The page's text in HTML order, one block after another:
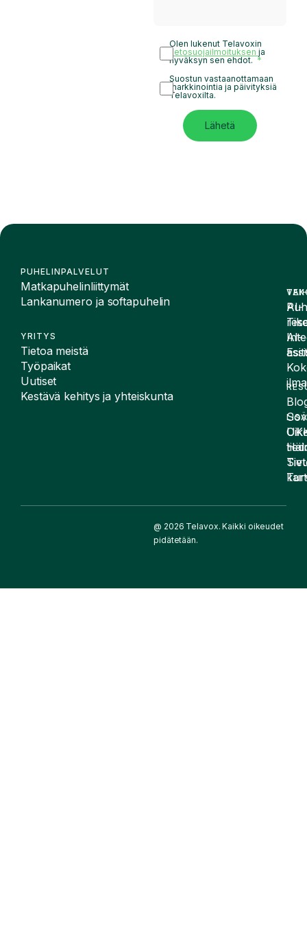
Olen lukenut Telavoxin
tietosuojailmoituksenja
hyväksyn sen ehdot.
Suostun vastaanottamaan
markkinointia ja päivityksiä
Telavoxilta.
Lähetä
PUHELINPALVELUT
Matkapuhelinliittymät
Lankanumero ja softapuhelin
YRITYS
Tietoa meistä
Työpaikat
Uutiset
Kestävä kehitys ja yhteiskunta
AI-
AI-
@ 2026 Telavox. Kaikki oikeudet
pidätetään.